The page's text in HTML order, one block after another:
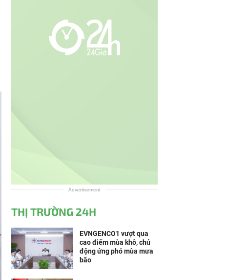
Advertisement
THỊ TRƯỜNG 24H
EVNGENCO1 vượt qua
cao điểm mùa khô, chủ
động ứng phó mùa mưa
bão